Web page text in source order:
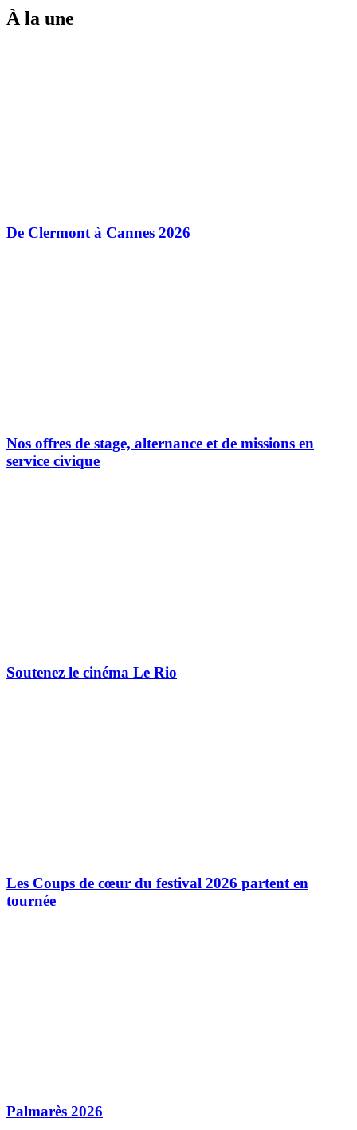
À la une
De Clermont à Cannes 2026
Nos offres de stage, alternance et de missions en
service civique
Soutenez le cinéma Le Rio
Les Coups de cœur du festival 2026 partent en
tournée
Palmarès 2026